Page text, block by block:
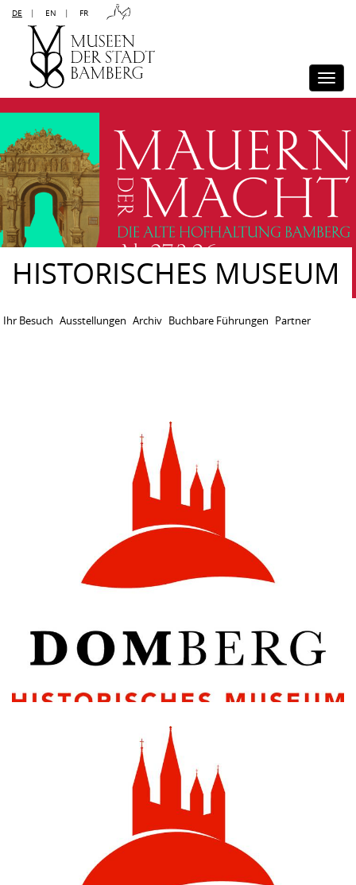
DE EN FR
Kontakt Sitemap Impressum
Disclaimer
Presse
HISTORISCHES MUSEUM
Ihr Besuch Ausstellungen Archiv Buchbare Führungen Partner